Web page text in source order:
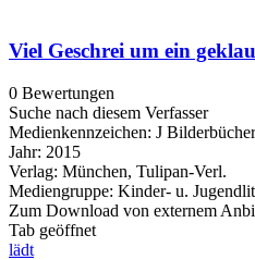
Viel Geschrei um ein
0 Bewertungen
Suche nach diesem Verfasser
Medienkennzeichen: J Bilderbücher
Jahr: 2015
Verlag: München, Tulipan-Verl.
Mediengruppe: Kinder- u. Jugendlit
Zum Download von externem
Tab geöffnet
lädt